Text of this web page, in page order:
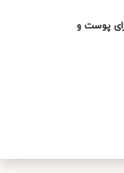
پوست و